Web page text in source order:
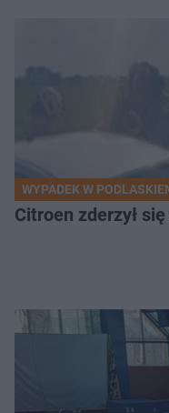
WYPADEK W
Citroen zderzył